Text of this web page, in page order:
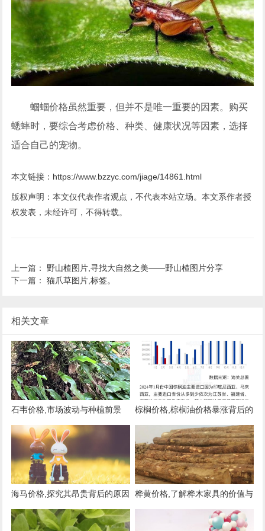
蝈蝈价格虽然重要，但并不是唯一重要的因素。购买
蟋蟀时，要综合考虑价格、种类、健康状况等因素，选择
适合自己的宠物。
本文链接： https://www.bzzyc.com/jiage/14861.html
版权声明：本文仅代表作者观点，不代表本站立场。本文系作者授
权发表，未经许可，不得转载。
上一篇： 野山楂图片,寻找大自然之美——野山楂图片分享
下一篇：猫爪草图片,标签。
相关文章
石韦价格,市场波动与种植前景
棕榈价格,棕榈油价格暴涨背后的
原因与影响
海马价格,探究其昂贵背后的原因
与市场现状
桦黄价格,了解桦木家具的价值与